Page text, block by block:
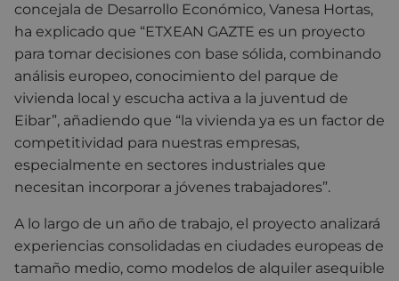
concejala de Desarrollo Económico, Vanesa Hortas,
ha explicado que “ETXEAN GAZTE es un proyecto
para tomar decisiones con base sólida, combinando
análisis europeo, conocimiento del parque de
vivienda local y escucha activa a la juventud de
Eibar”, añadiendo que “la vivienda ya es un factor de
competitividad para nuestras empresas,
especialmente en sectores industriales que
necesitan incorporar a jóvenes trabajadores”.
A lo largo de un año de trabajo, el proyecto analizará
experiencias consolidadas en ciudades europeas de
tamaño medio, como modelos de alquiler asequible